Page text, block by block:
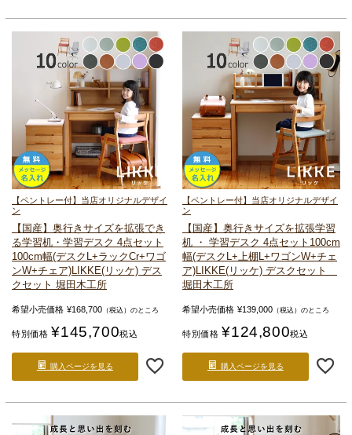
【ペントレー付】当店オリジナルデザイ
ン
【国産】奥行きサイズを拡張でき
る学習机・学習デスク 4点セット
100cm幅(デスクL+ラックCr+ワゴ
ンW+チェア)LIKKE(リッケ) デス
クセット 堀田木工所
希望小売価格 ¥168,700 （税込）のところ
特別価格 ¥145,700税込
購入ページを見る
【ペントレー付】当店オリジナルデザイ
ン
【国産】奥行きサイズを拡張学習
机 ・ 学習デスク 4点セット 100cm
幅(デスクL+上棚L+ワゴンW+チェ
ア)LIKKE(リッケ) デスクセット
堀田木工所
希望小売価格 ¥139,000 （税込）のところ
特別価格 ¥124,800税込
購入ページを見る